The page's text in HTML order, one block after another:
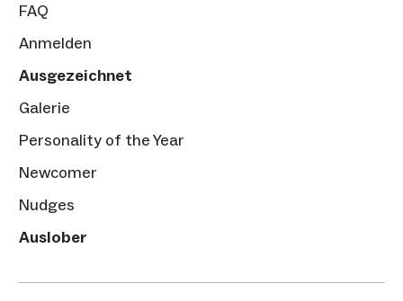
FAQ
Anmelden
Ausgezeichnet
Galerie
Personality of the Year
Newcomer
Nudges
Auslober